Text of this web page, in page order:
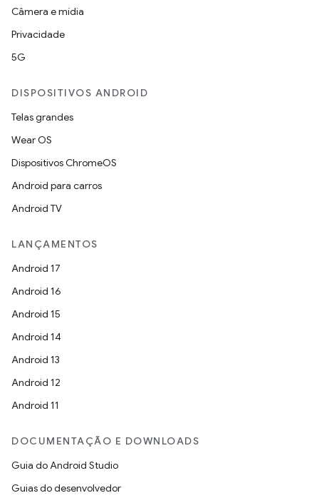
Câmera e mídia
Privacidade
5G
DISPOSITIVOS ANDROID
Telas grandes
Wear OS
Dispositivos ChromeOS
Android para carros
Android TV
LANÇAMENTOS
Android 17
Android 16
Android 15
Android 14
Android 13
Android 12
Android 11
DOCUMENTAÇÃO E DOWNLOADS
Guia do Android Studio
Guias do desenvolvedor